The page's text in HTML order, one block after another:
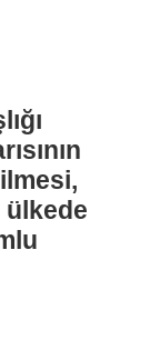
ülkede